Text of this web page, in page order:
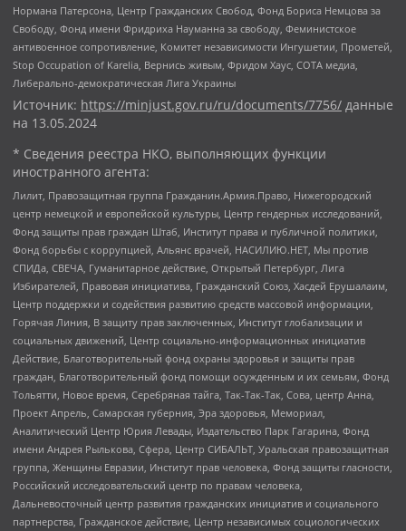
Нормана Патерсона, Центр Гражданских Свобод, Фонд Бориса Немцова за
Свободу, Фонд имени Фридриха Науманна за свободу, Феминистское
антивоенное сопротивление, Комитет независимости Ингушетии, Прометей,
Stop Occupation of Karelia, Вернись живым, Фридом Хаус, СОТА медиа,
Либерально-демократическая Лига Украины
Источник: https://minjust.gov.ru/ru/documents/7756/ данные
на 13.05.2024
* Сведения реестра НКО, выполняющих функции
иностранного агента:
Лилит, Правозащитная группа Гражданин.Армия.Право, Нижегородский
центр немецкой и европейской культуры, Центр гендерных исследований,
Фонд защиты прав граждан Штаб, Институт права и публичной политики,
Фонд борьбы с коррупцией, Альянс врачей, НАСИЛИЮ.НЕТ, Мы против
СПИДа, СВЕЧА, Гуманитарное действие, Открытый Петербург, Лига
Избирателей, Правовая инициатива, Гражданский Союз, Хасдей Ерушалаим,
Центр поддержки и содействия развитию средств массовой информации,
Горячая Линия, В защиту прав заключенных, Институт глобализации и
социальных движений, Центр социально-информационных инициатив
Действие, Благотворительный фонд охраны здоровья и защиты прав
граждан, Благотворительный фонд помощи осужденным и их семьям, Фонд
Тольятти, Новое время, Серебряная тайга, Так-Так-Так, Сова, центр Анна,
Проект Апрель, Самарская губерния, Эра здоровья, Мемориал,
Аналитический Центр Юрия Левады, Издательство Парк Гагарина, Фонд
имени Андрея Рылькова, Сфера, Центр СИБАЛЬТ, Уральская правозащитная
группа, Женщины Евразии, Институт прав человека, Фонд защиты гласности,
Российский исследовательский центр по правам человека,
Дальневосточный центр развития гражданских инициатив и социального
партнерства, Гражданское действие, Центр независимых социологических